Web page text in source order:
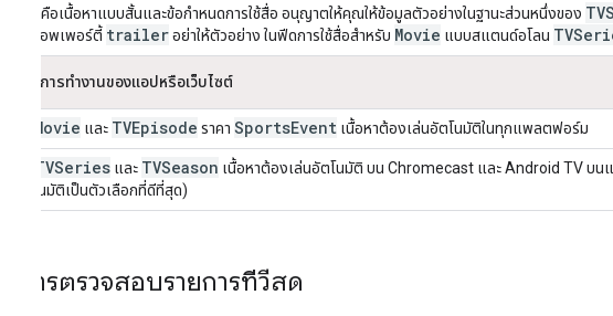
ตัวอย่างคือเนื้อหาแบบสั้นและข้อกำหนดการใช้สื่อ อนุญาตให้คุณให้ข้อมูลตัวอย่างในฐานะส่วนหนึ่งของ
ตีที่ใช้พร็อพเพอร์ตี้ trailerอย่าให้ตัวอย่าง ในฟีดการใช้สื่อสำหรับ Movie แบบสแตนด์อโลน
ลักษณะการทำงานของแอปหรือเว็บไซต์
Movie และ TVEpisode ราคา SportsEvent เนื้อหาต้องเล่นอัตโนมัติในทุกแพลตฟอร์ม
TVSeries และ TVSeason เนื้อหาต้องเล่นอัตโนมัติ บน Chromecast และ Android TV บ
เล่นอัตโนมัติเป็นตัวเลือกที่ดีที่สุด)
ายการตรวจสอบรายการทีวีสด